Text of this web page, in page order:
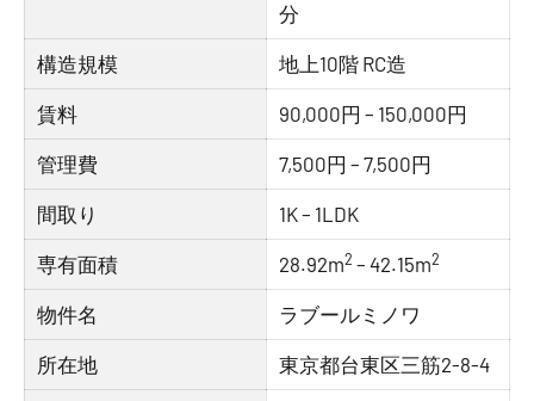
分
構造規模 地上10階 RC造
賃料 90,000円 – 150,000円
管理費 7,500円 – 7,500円
間取り 1K – 1LDK
専有面積 28.92m2 – 42.15m2
物件名 ラブールミノワ
所在地 東京都台東区三筋2-8-4